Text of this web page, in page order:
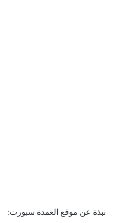
نبذة عن موقع العمدة سبورت: